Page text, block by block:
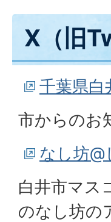
X（旧
千葉県白
市からのお
なし坊
白井市マス
のなし坊の